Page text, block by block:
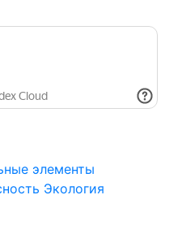
элементы
Экология